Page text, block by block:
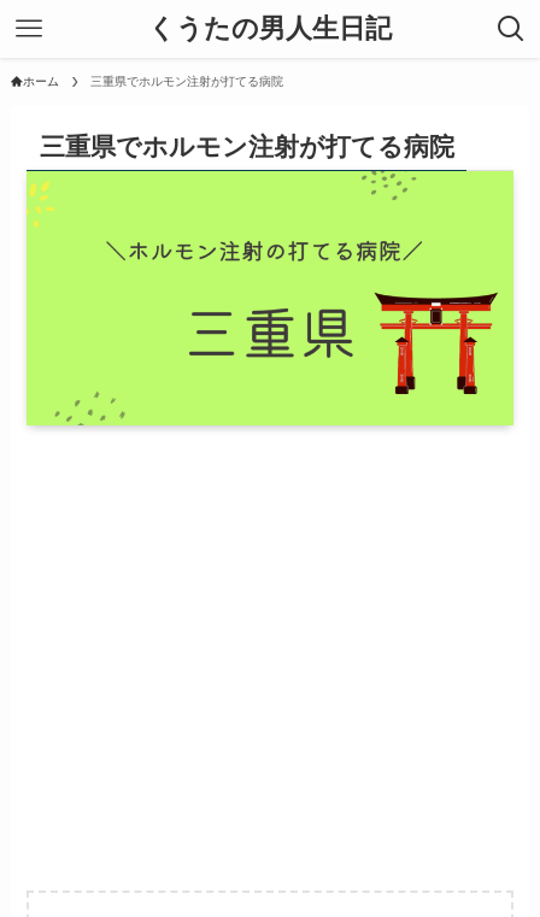
くうたの男人生日記
ホーム 三重県でホルモン注射が打てる病院
三重県でホルモン注射が打てる病院